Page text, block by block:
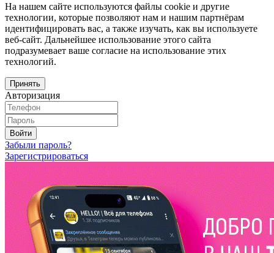
На нашем сайте используются файлы cookie и другие
технологии, которые позволяют нам и нашим партнёрам
идентифицировать вас, а также изучать, как вы используете
веб-сайт. Дальнейшее использование этого сайта
подразумевает ваше согласие на использование этих
технологий.
Принять
Авторизация
Войти
Забыли пароль?
Зарегистрироваться